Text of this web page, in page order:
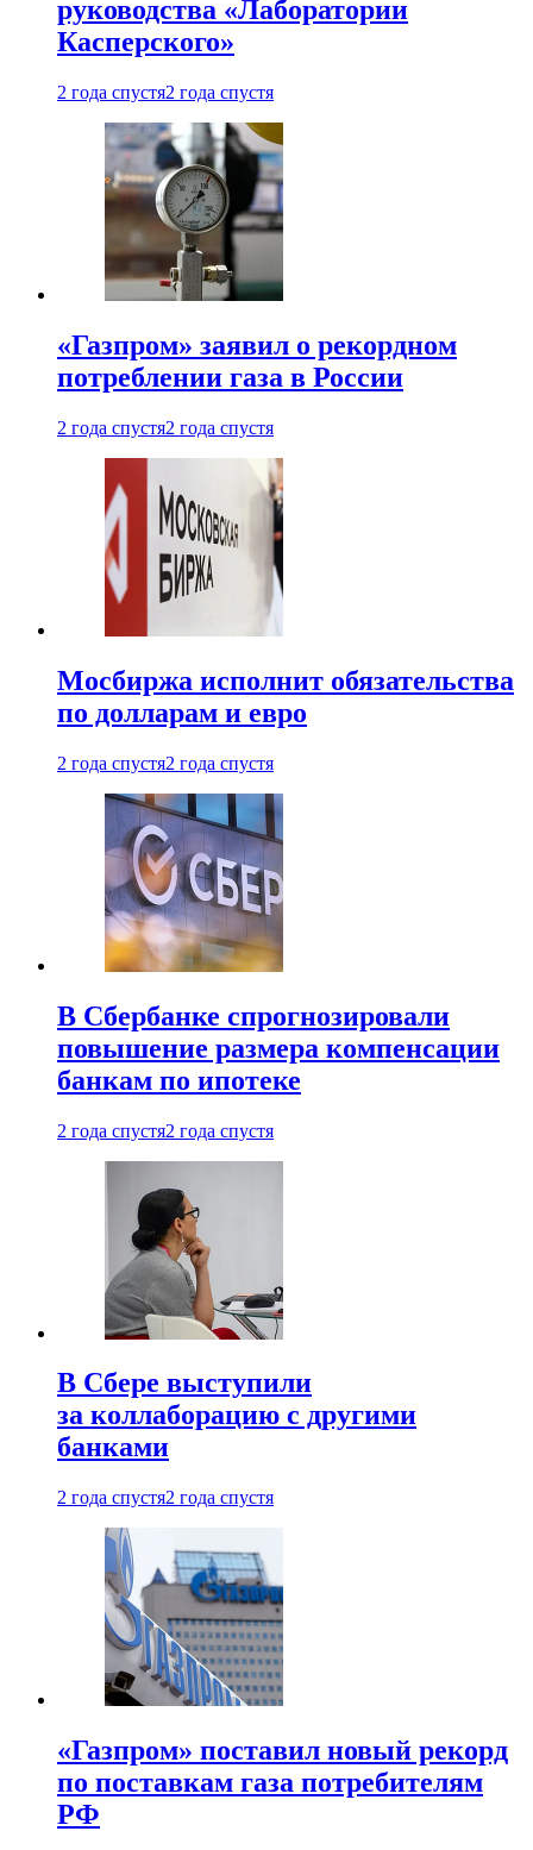
руководства «Лаборатории
Касперского»
2 года спустя2 года спустя
«Газпром» заявил о рекордном
потреблении газа в России
2 года спустя2 года спустя
Мосбиржа исполнит обязательства
по долларам и евро
2 года спустя2 года спустя
В Сбербанке спрогнозировали
повышение размера компенсации
банкам по ипотеке
2 года спустя2 года спустя
В Сбере выступили
за коллаборацию с другими
банками
2 года спустя2 года спустя
«Газпром» поставил новый рекорд
по поставкам газа потребителям
РФ